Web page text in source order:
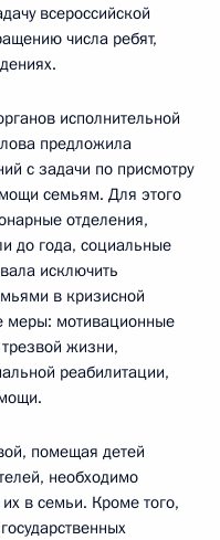
всероссийской
числа ребят,
исполнительной
предложила
с задачи по присмотру
семьям. Для этого
отделения,
до года, социальные
исключить
в кризисной
меры: мотивационные
жизни,
реабилитации,
помещая детей
необходимо
в семьи. Кроме того,